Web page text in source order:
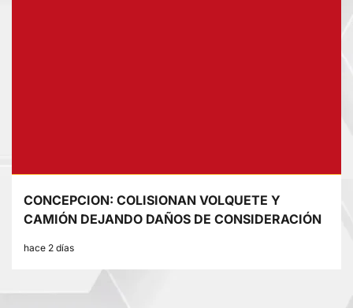
CONCEPCION: COLISIONAN VOLQUETE Y
CAMIÓN DEJANDO DAÑOS DE CONSIDERACIÓN
hace 2 días